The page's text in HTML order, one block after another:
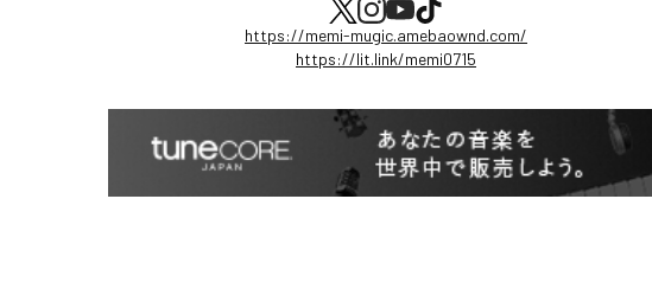
https://memi-mugic.amebaownd.com/
https://lit.link/memi0715